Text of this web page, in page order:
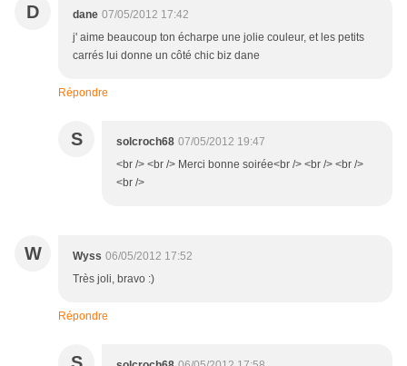
D dane 07/05/2012 17:42
j' aime beaucoup ton écharpe une jolie couleur, et les petits
carrés lui donne un côté chic biz dane
Répondre
S solcroch68 07/05/2012 19:47
<br /> <br /> Merci bonne soirée<br /> <br /> <br />
<br />
W Wyss 06/05/2012 17:52
Très joli, bravo :)
Répondre